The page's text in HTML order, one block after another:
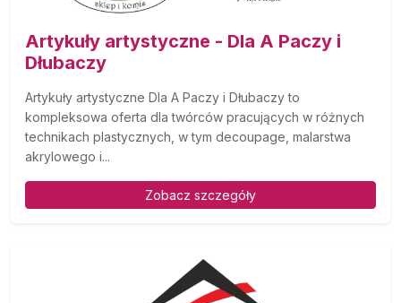
Artykuły artystyczne - Dla A Paczy i
Dłubaczy
Artykuły artystyczne Dla A Paczy i Dłubaczy to
kompleksowa oferta dla twórców pracujących w różnych
technikach plastycznych, w tym decoupage, malarstwa
akrylowego i...
Zobacz szczegóły